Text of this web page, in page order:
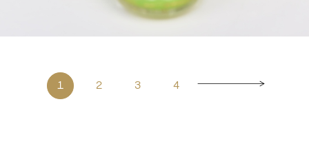
1 2 3 4